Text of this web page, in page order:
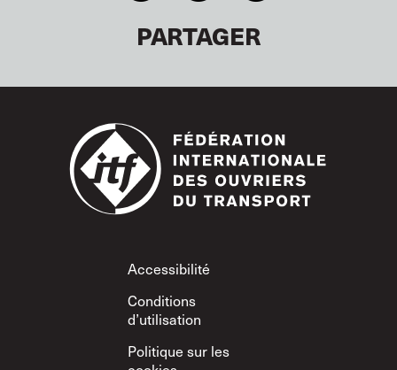
PARTAGER
Footer
Accessibilité
Conditions
d’utilisation
Politique sur les